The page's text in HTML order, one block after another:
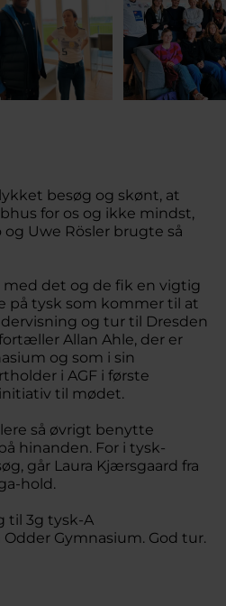
besøg og skønt, at
for os og ikke mindst,
Uwe Rösler brugte så
med det og de fik en vigtig
på tysk som kommer til at
og tur til Dresden
Allan Ahle, der er
og som i sin
i AGF i første
til mødet.
så øvrigt benytte
hinanden. For i tysk-
går Laura Kjærsgaard fra
hold.
til 3g tysk-A
Gymnasium. God tur.